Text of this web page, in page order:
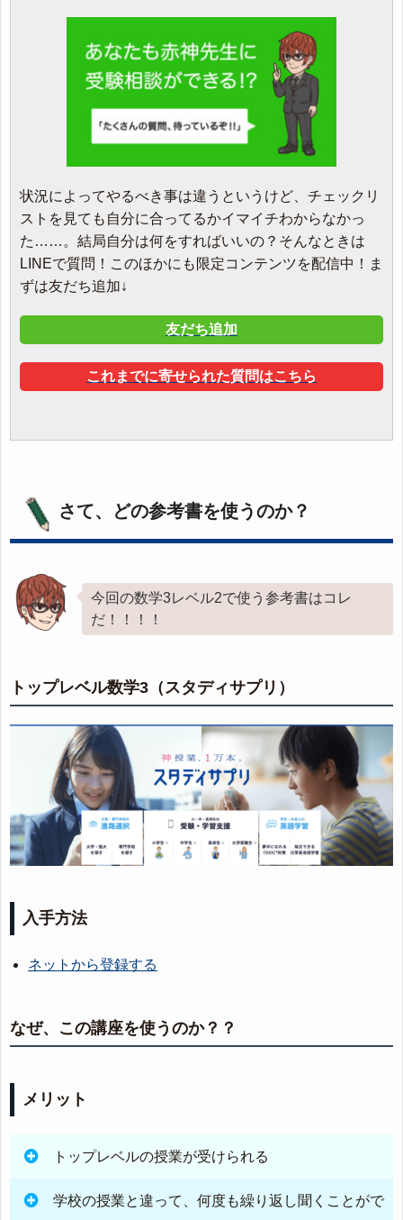
状況によってやるべき事は違うというけど、チェックリ
ストを見ても自分に合ってるかイマイチわからなかっ
た……。結局自分は何をすればいいの？そんなときは
LINEで質問！このほかにも限定コンテンツを配信中！ま
ずは友だち追加↓
友だち追加
これまでに寄せられた質問はこちら
さて、どの参考書を使うのか？
今回の数学3レベル2で使う参考書はコレ
だ！！！！
トップレベル数学3（スタディサプリ）
入手方法
ネットから登録する
なぜ、この講座を使うのか？？
メリット
トップレベルの授業が受けられる
学校の授業と違って、何度も繰り返し聞くことがで